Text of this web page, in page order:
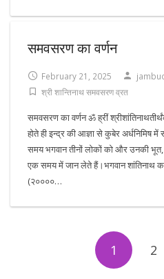
समवसरण का वर्णन
February 21, 2025
श्री शान्तिनाथ समवसरण व्रत
समवसरण का वर्णन ॐ ह्रीं
होते ही इन्द्र की आज्ञा से कुबेर
समय भगवान तीनों लोकों को और उनकी भूत,
एक समय में जान लेते हैं।भगवान शांतिनाथ
(२००००…
1 2